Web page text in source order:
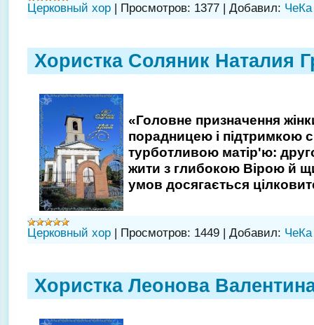
Церковный хор | Просмотров: 1377 | Добавил: ЧеКа
Хористка Соляник Наталия
«Головне призначення
порадницею і підтримкою
турботливою матір'ю:
жити з глибокою Вірою й
умов досягається
Церковный хор | Просмотров: 1449 | Добавил: ЧеКа
Хористка Леонова